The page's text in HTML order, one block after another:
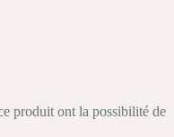
produit ont la possibilité de